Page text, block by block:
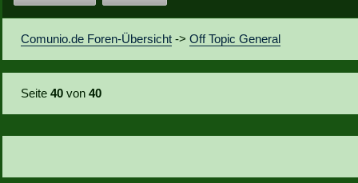
Comunio.de Foren-Übersicht ->Off Topic General
Seite40 von40